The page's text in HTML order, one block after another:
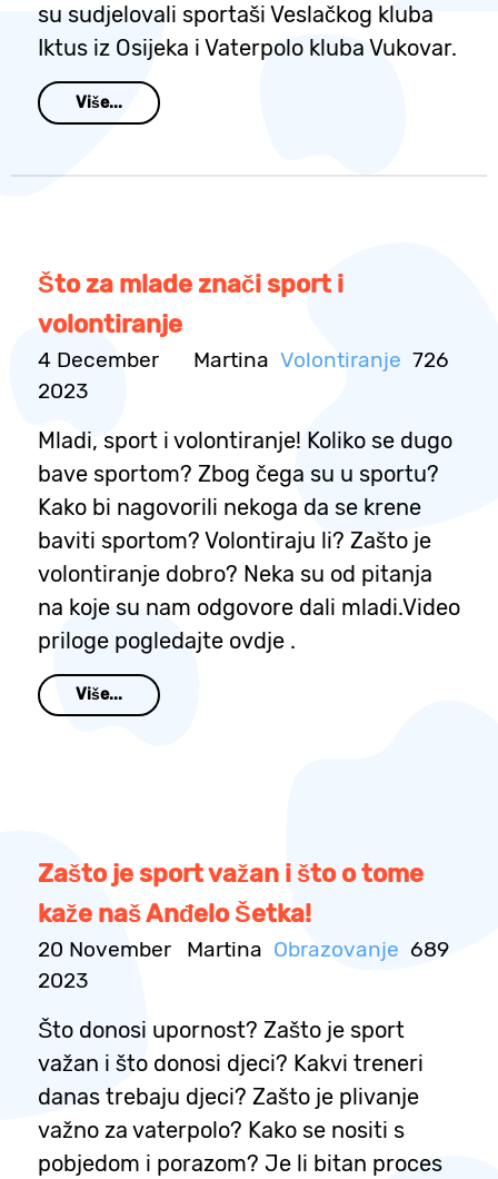
su sudjelovali sportaši Veslačkog kluba
Iktus iz Osijeka i Vaterpolo kluba Vukovar.
Više...
Što za mlade znači sport i
volontiranje
4 December
2023
Martina Volontiranje 726
Mladi, sport i volontiranje! Koliko se dugo
bave sportom? Zbog čega su u sportu?
Kako bi nagovorili nekoga da se krene
baviti sportom? Volontiraju li? Zašto je
volontiranje dobro? Neka su od pitanja
na koje su nam odgovore dali mladi.Video
priloge pogledajte ovdje .
Više...
Zašto je sport važan i što o tome
kaže naš Anđelo Šetka!
20 November
2023
Martina Obrazovanje 689
Što donosi upornost? Zašto je sport
važan i što donosi djeci? Kakvi treneri
danas trebaju djeci? Zašto je plivanje
važno za vaterpolo? Kako se nositi s
pobjedom i porazom? Je li bitan proces